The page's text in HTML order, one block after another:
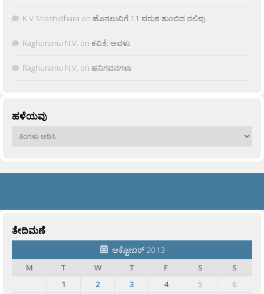
K.V Shashidhara on ಹೊನಲುವಿಗೆ 11 ವರುಶ ತುಂಬಿದ ನಲಿವು
Raghuramu N.V. on ಕವಿತೆ: ಅವಳು
Raghuramu N.V. on ಹನಿಗವನಗಳು
ಹಳೆಯವು
ಹಳೆಯವು
ತೇದಿಮಣೆ
ಅಕ್ಟೋಬರ್ 2013
M
T W T F S
S
1
2 3 4 5
6